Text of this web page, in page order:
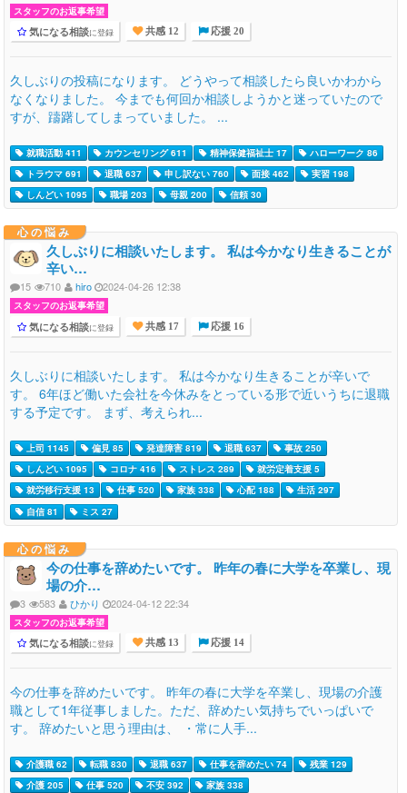
スタッフのお返事希望
気になる相談に登録 共感 12 応援 20
久しぶりの投稿になります。 どうやって相談したら良いかわから
なくなりました。 今までも何回か相談しようかと迷っていたので
すが、躊躇してしまっていました。 ...
就職活動 411 カウンセリング 611 精神保健福祉士 17
ハローワーク 86
トラウマ 691
退職 637 申し訳ない 760 面接 462
実習 198
しんどい 1095
職場 203 母親 200 信頼 30
心の悩み
久しぶりに相談いたします。 私は今かなり生きることが
辛い…
15 710 hiro 2024-04-26 12:38
スタッフのお返事希望
気になる相談に登録 共感 17 応援 16
久しぶりに相談いたします。 私は今かなり生きることが辛いで
す。 6年ほど働いた会社を今休みをとっている形で近いうちに退職
する予定です。 まず、考えられ...
上司 1145 偏見 85 発達障害 819 退職 637
事故 250
しんどい 1095
コロナ 416 ストレス 289
就労定着支援 5
就労移行支援 13
仕事 520 家族 338 心配 188
生活 297
自信 81
ミス 27
心の悩み
今の仕事を辞めたいです。 昨年の春に大学を卒業し、現
場の介…
3 583 ひかり 2024-04-12 22:34
スタッフのお返事希望
気になる相談に登録 共感 13 応援 14
今の仕事を辞めたいです。 昨年の春に大学を卒業し、現場の介護
職として1年従事しました。ただ、辞めたい気持ちでいっぱいで
す。 辞めたいと思う理由は、 ・常に人手...
介護職 62 転職 830 退職 637 仕事を辞めたい 74
残業 129
介護 205
仕事 520 不安 392 家族 338